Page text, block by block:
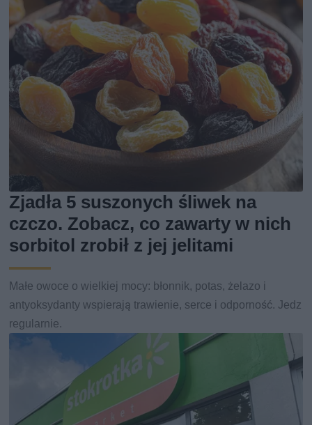
Zjadła 5 suszonych śliwek na
czczo. Zobacz, co zawarty w nich
sorbitol zrobił z jej jelitami
Małe owoce o wielkiej mocy: błonnik, potas, żelazo i
antyoksydanty wspierają trawienie, serce i odporność. Jedz
regularnie.